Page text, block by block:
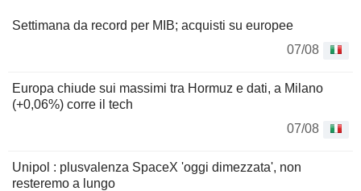
Settimana da record per MIB; acquisti su europee
07/08
Europa chiude sui massimi tra Hormuz e dati, a Milano
(+0,06%) corre il tech
07/08
Unipol : plusvalenza SpaceX 'oggi dimezzata', non
resteremo a lungo